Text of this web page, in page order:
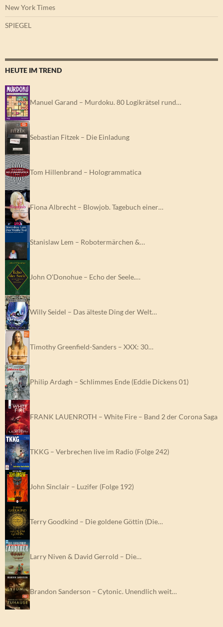
New York Times
SPIEGEL
HEUTE IM TREND
Manuel Garand – Murdoku. 80 Logikrätsel rund…
Sebastian Fitzek – Die Einladung
Tom Hillenbrand – Hologrammatica
Fiona Albrecht – Blowjob. Tagebuch einer…
Stanislaw Lem – Robotermärchen &…
John O’Donohue – Echo der Seele.…
Willy Seidel – Das älteste Ding der Welt…
Timothy Greenfield-Sanders – XXX: 30…
Philip Ardagh – Schlimmes Ende (Eddie Dickens 01)
FRANK LAUENROTH – White Fire – Band 2 der Corona Saga
TKKG – Verbrechen live im Radio (Folge 242)
John Sinclair – Luzifer (Folge 192)
Terry Goodkind – Die goldene Göttin (Die…
Larry Niven & David Gerrold – Die…
Brandon Sanderson – Cytonic. Unendlich weit…